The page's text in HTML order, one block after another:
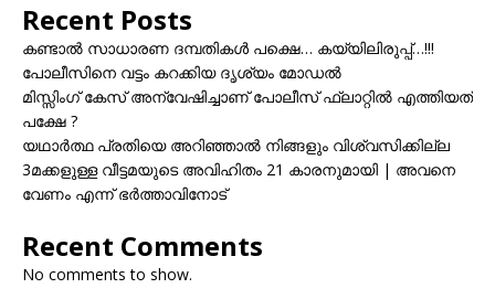
Recent Posts
കണ്ടാൽ സാധാരണ ദമ്പതികൾ പക്ഷെ… കയ്യിലിരുപ്പ്…!!!
പോലീസിനെ വട്ടം കറക്കിയ ദൃശ്യം മോഡല്‍
മിസ്സിംഗ് കേസ് അന്വേഷിച്ചാണ് പോലീസ് ഫ്ലാറ്റിൽ എത്തിയത്
പക്ഷേ ?
യഥാർത്ഥ പ്രതിയെ അറിഞ്ഞാൽ നിങ്ങളും വിശ്വസിക്കില്ല
3മക്കളുള്ള വീട്ടമയുടെ അവിഹിതം 21 കാരനുമായി | അവനെ
വേണം എന്ന് ഭർത്താവിനോട്
Recent Comments
No comments to show.